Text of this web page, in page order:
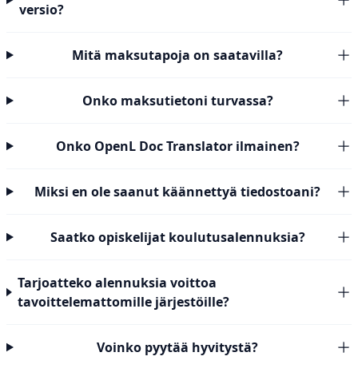
versio?
Mitä maksutapoja on saatavilla?
Onko maksutietoni turvassa?
Onko OpenL Doc Translator ilmainen?
Miksi en ole saanut käännettyä tiedostoani?
Saatko opiskelijat koulutusalennuksia?
Tarjoatteko alennuksia voittoa
tavoittelemattomille järjestöille?
Voinko pyytää hyvitystä?